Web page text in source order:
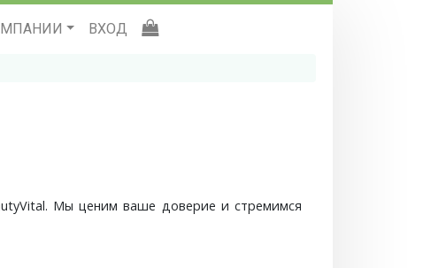
ВХОД
Мы ценим ваше доверие и стремимся